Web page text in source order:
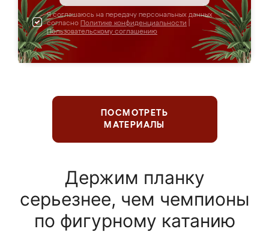
Я соглашаюсь на передачу персональных данных
согласно Политике конфиденциальности
Пользовательскому соглашению
ПОСМОТРЕТЬ
МАТЕРИАЛЫ
Держим планку
серьезнее, чем чемпионы
по фигурному катанию